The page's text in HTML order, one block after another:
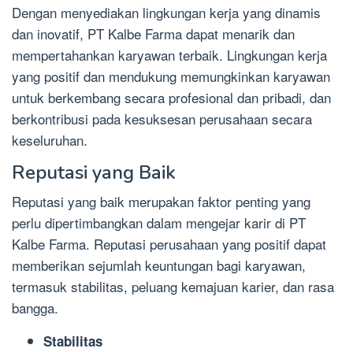
Dengan menyediakan lingkungan kerja yang dinamis
dan inovatif, PT Kalbe Farma dapat menarik dan
mempertahankan karyawan terbaik. Lingkungan kerja
yang positif dan mendukung memungkinkan karyawan
untuk berkembang secara profesional dan pribadi, dan
berkontribusi pada kesuksesan perusahaan secara
keseluruhan.
Reputasi yang Baik
Reputasi yang baik merupakan faktor penting yang
perlu dipertimbangkan dalam mengejar karir di PT
Kalbe Farma. Reputasi perusahaan yang positif dapat
memberikan sejumlah keuntungan bagi karyawan,
termasuk stabilitas, peluang kemajuan karier, dan rasa
bangga.
Stabilitas